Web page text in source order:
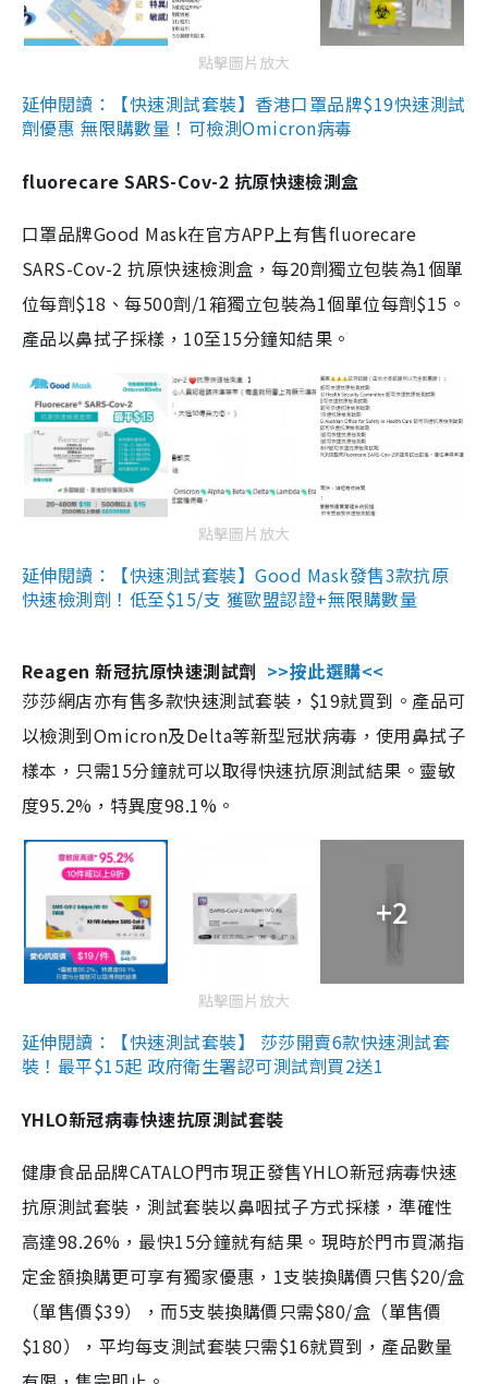
點擊圖片放大
延伸閱讀：【快速測試套裝】香港口罩品牌$19快速測試
劑優惠 無限購數量！可檢測Omicron病毒
fluorecare SARS-Cov-2 抗原快速檢測盒
口罩品牌Good Mask在官方APP上有售fluorecare
SARS-Cov-2 抗原快速檢測盒，每20劑獨立包裝為1個單
位每劑$18、每500劑/1箱獨立包裝為1個單位每劑$15。
產品以鼻拭子採樣，10至15分鐘知結果。
點擊圖片放大
延伸閱讀：【快速測試套裝】Good Mask發售3款抗原
快速檢測劑！低至$15/支 獲歐盟認證+無限購數量
Reagen 新冠抗原快速測試劑 >>按此選購<<
莎莎網店亦有售多款快速測試套裝，$19就買到。產品可
以檢測到Omicron及Delta等新型冠狀病毒，使用鼻拭子
樣本，只需15分鐘就可以取得快速抗原測試結果。靈敏
度95.2%，特異度98.1%。
+2
點擊圖片放大
延伸閱讀：【快速測試套裝】 莎莎開賣6款快速測試套
裝！最平$15起 政府衛生署認可測試劑買2送1
YHLO新冠病毒快速抗原測試套裝
健康食品品牌CATALO門市現正發售YHLO新冠病毒快速
抗原測試套裝，測試套裝以鼻咽拭子方式採樣，準確性
高達98.26%，最快15分鐘就有結果。現時於門市買滿指
定金額換購更可享有獨家優惠，1支裝換購價只售$20/盒
（單售價$39），而5支裝換購價只需$80/盒（單售價
$180），平均每支測試套裝只需$16就買到，產品數量